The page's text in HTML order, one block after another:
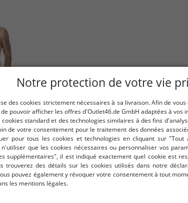
AEB noir/blanc Lot de 3
Notre protection de votre vie
des cookies strictement nécessaires à sa livraison. Afin de
pouvoir afficher les offres d'Outlet46.de GmbH adaptées à vos
standard et des technologies similaires à des fins
de votre consentement pour le traitement des données
pour tous les cookies et technologies en cliquant sur "Tout
que les cookies nécessaires ou personnaliser vos
supplémentaires", il est indiqué exactement quel cookie est
trouverez des détails sur les cookies utilisés dans notre
pouvez également y révoquer votre consentement à tout
les mentions légales.